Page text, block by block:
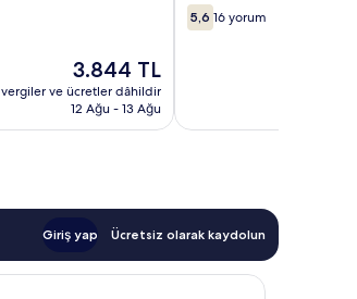
Güncel
fiyat:
3.844 TL
3.844 TL
vergiler ve ücretler dâhildir
12 Ağu - 13 Ağu
10
üzerinden
5,6 16 yorum
Giriş yap Ücretsiz olarak kaydolun